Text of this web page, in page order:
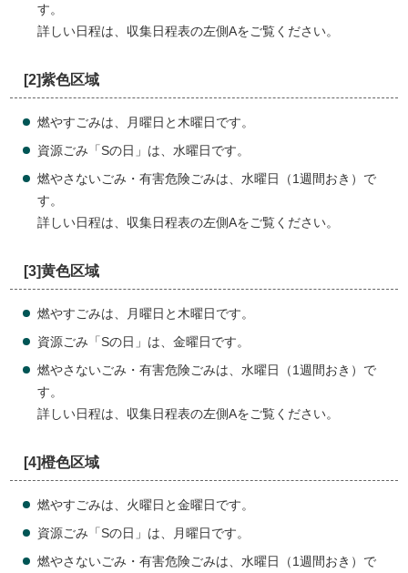
す。
詳しい日程は、収集日程表の左側Aをご覧ください。
[2]紫色区域
燃やすごみは、月曜日と木曜日です。
資源ごみ「Sの日」は、水曜日です。
燃やさないごみ・有害危険ごみは、水曜日（1週間おき）で
す。
詳しい日程は、収集日程表の左側Aをご覧ください。
[3]黄色区域
燃やすごみは、月曜日と木曜日です。
資源ごみ「Sの日」は、金曜日です。
燃やさないごみ・有害危険ごみは、水曜日（1週間おき）で
す。
詳しい日程は、収集日程表の左側Aをご覧ください。
[4]橙色区域
燃やすごみは、火曜日と金曜日です。
資源ごみ「Sの日」は、月曜日です。
燃やさないごみ・有害危険ごみは、水曜日（1週間おき）で